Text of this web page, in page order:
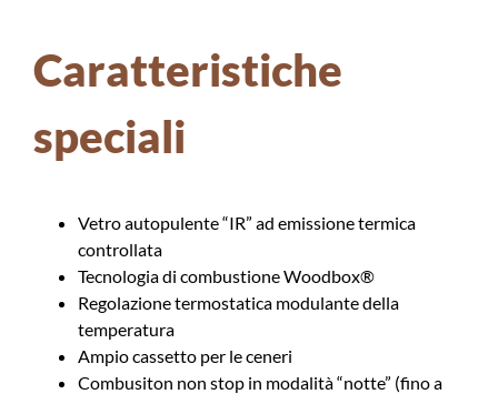
Caratteristiche
speciali
Vetro autopulente “IR” ad emissione termica
controllata
Tecnologia di combustione Woodbox®
Regolazione termostatica modulante della
temperatura
Ampio cassetto per le ceneri
Combusiton non stop in modalità “notte” (fino a